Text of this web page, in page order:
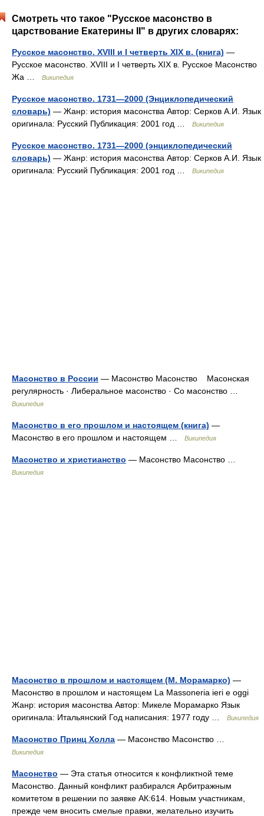
Смотреть что такое "Русское масонство в
царствование Екатерины II" в других словарях:
Русское масонство. XVIII и I четверть XIX в. (книга) —
Русское масонство. XVIII и I четверть XIX в. Русское Масонство
Жа …
Википедия
Русское масонство. 1731—2000 (Энциклопедический
словарь) — Жанр: история масонства Автор: Серков А.И. Язык
оригинала: Русский Публикация: 2001 год …
Википедия
Русское масонство. 1731—2000 (энциклопедический
словарь) — Жанр: история масонства Автор: Серков А.И. Язык
оригинала: Русский Публикация: 2001 год …
Википедия
Масонство в России — Масонство Масонство Масонская
регулярность · Либеральное масонство · Со масонство …
Википедия
Масонство в его прошлом и настоящем (книга) —
Масонство в его прошлом и настоящем …
Википедия
Масонство и христианство — Масонство Масонство …
Википедия
Масонство в прошлом и настоящем (М. Морамарко) —
Масонство в прошлом и настоящем La Massoneria ieri e oggi
Жанр: история масонства Автор: Микеле Морамарко Язык
оригинала: Итальянский Год написания: 1977 году …
Википедия
Масонство Принц Холла — Масонство Масонство …
Википедия
Масонство — Эта статья относится к конфликтной теме
Масонство. Данный конфликт разбирался Арбитражным
комитетом в решении по заявке АК:614. Новым участникам,
прежде чем вносить смелые правки, желательно изучить